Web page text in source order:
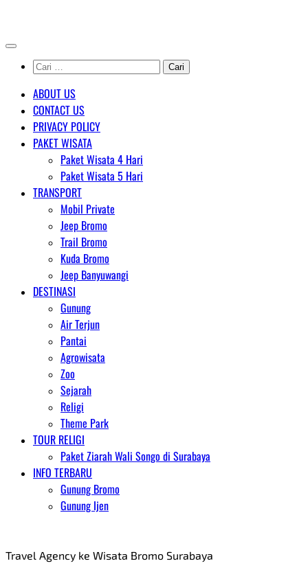
content
Cari
untuk:
ABOUT US
CONTACT US
PRIVACY POLICY
PAKET WISATA
Paket Wisata 4 Hari
Paket Wisata 5 Hari
TRANSPORT
Mobil Private
Jeep Bromo
Trail Bromo
Kuda Bromo
Jeep Banyuwangi
DESTINASI
Gunung
Air Terjun
Pantai
Agrowisata
Zoo
Sejarah
Religi
Theme Park
TOUR RELIGI
Paket Ziarah Wali Songo di Surabaya
INFO TERBARU
Gunung Bromo
Gunung Ijen
Travel Agency ke Wisata Bromo Surabaya